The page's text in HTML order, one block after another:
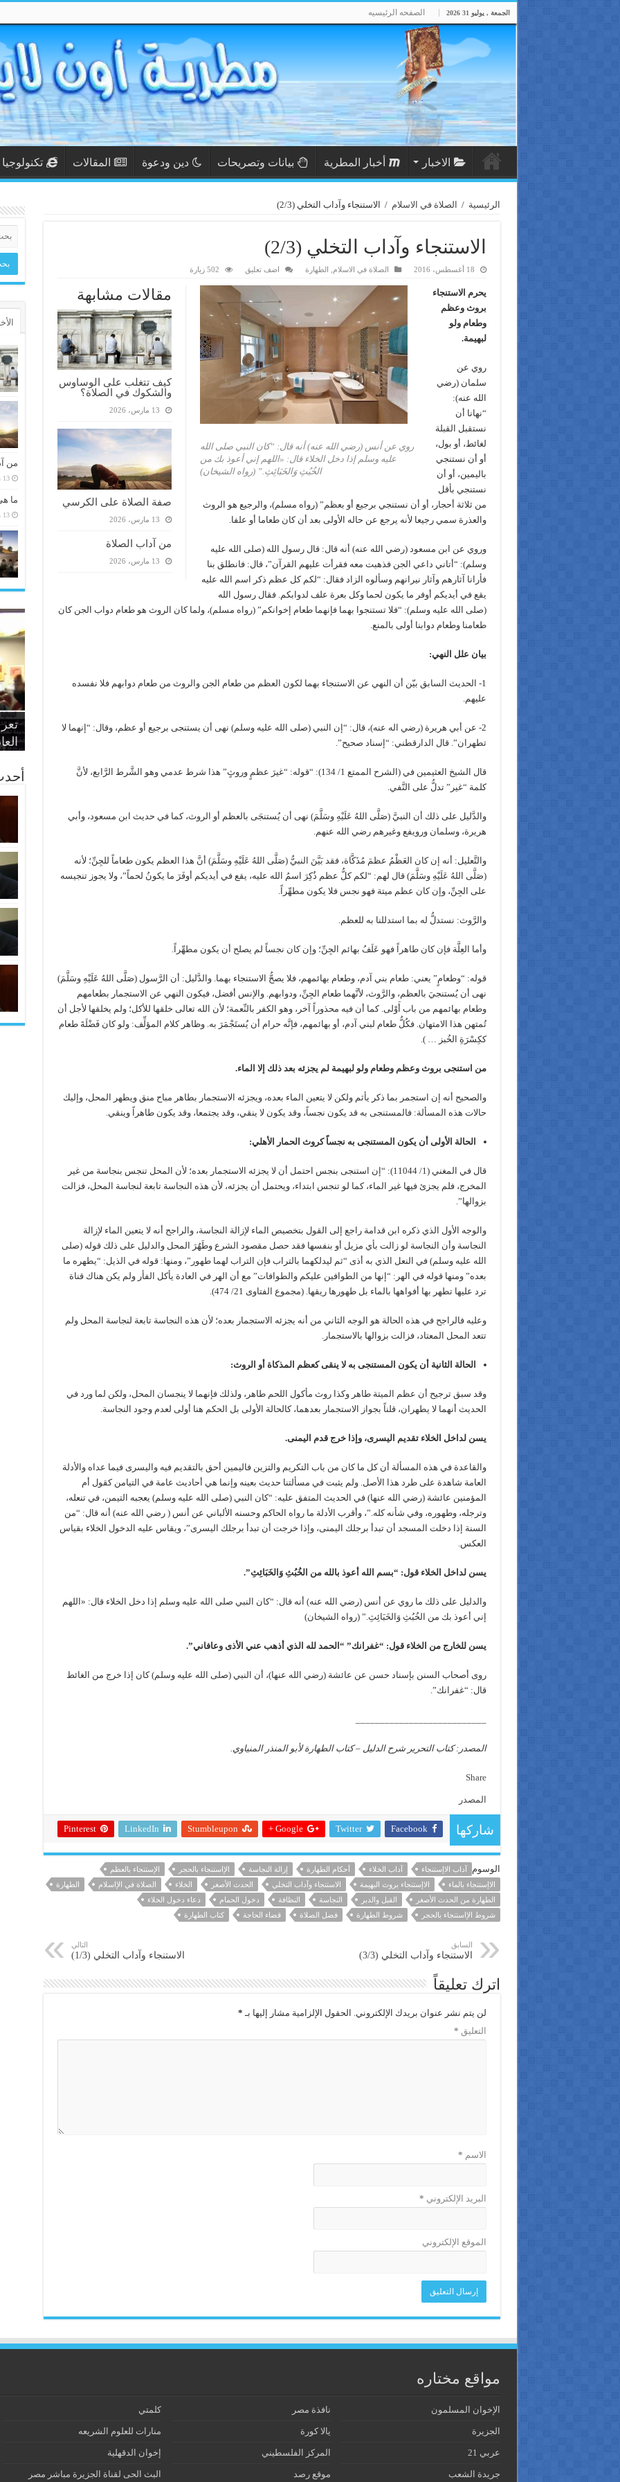
الجمعة , يوليو 31 2026 الصفحه الرئيسيه
الاخبار أخبار المطرية بيانات وتصريحات دين ودعوة المقالات تكنولوجيا
الرئيسية / الصلاة في الاسلام / الاستنجاء وآداب التخلي (2/3)
الاستنجاء وآداب التخلي (2/3)
18 أغسطس، 2016 الصلاة في الاسلام الطهارة اضف تعليق 502 زيارة
مقالات مشابهة
كيف تتغلب على الوساوس
والشكوك في الصلاة؟
13 مارس، 2026
صفة الصلاة على الكرسي
13 مارس، 2026
من آداب الصلاة
13 مارس، 2026
روي عن أنس (رضي الله عنه) أنه قال: “كان النبي صلى الله
عليه وسلم إذا دخل الخلاء قال: «اللهم إني أعوذ بك من
الخُبُثِ وَالخَبَائِثِ.” (رواه الشيخان)
يحرم الاستنجاء
بروث وعظم
وطعام ولو
لبهيمة.
روي عن
سلمان (رضي
الله عنه):
“نهانا أن
نستقبل القبلة
لغائط، أو بول،
أو أن نستنجي
باليمين، أو أن
نستنجي بأقل
من ثلاثة أحجار، أو أن نستنجي برجيع أو بعظم” (رواه مسلم)، والرجيع هو الروث
والعذرة سمي رجيعا لأنه يرجع عن حاله الأولى بعد أن كان طعاما أو علفا.
وروي عن ابن مسعود (رضي الله عنه) أنه قال: قال رسول الله (صلى الله عليه
وسلم): “أتاني داعي الجن فذهبت معه فقرأت عليهم القرآن”، قال: فانطلق بنا
فأرانا آثارهم وآثار نيرانهم وسألوه الزاد فقال: “لكم كل عظم ذكر اسم الله عليه
يقع في أيديكم أوفر ما يكون لحما وكل بعرة علف لدوابكم. فقال رسول الله
(صلى الله عليه وسلم): “فلا تستنجوا بهما فإنهما طعام إخوانكم” (رواه مسلم)، ولما كان الروث هو طعام دواب الجن كان
طعامنا وطعام دوابنا أولى بالمنع.
بيان علل النهي:
1- الحديث السابق بيّن أن النهي عن الاستنجاء بهما لكون العظم من طعام الجن والروث من طعام دوابهم فلا نفسده
عليهم.
2- عن أبي هريرة (رضي اله عنه)، قال: “إن النبي (صلى الله عليه وسلم) نهى أن يستنجى برجيع أو عظم، وقال: “إنهما لا
تطهران”. قال الدارقطني: “إسناد صحيح”.
قال الشيخ العثيمين في (الشرح الممتع 1/ 134): “قوله: “غيرَ عظمٍ وروثٍ” هذا شرط عدمي وهو الشَّرط الرَّابع، لأنَّ
كلمة “غير” تدلُّ على النَّفي.
والدَّليل على ذلك أن النبيَّ (صَلَّى اللهُ عَلَيْهِ وسَلَّمَ) نهى أن يُستنجَى بالعظم أو الروث، كما في حديث ابن مسعود، وأبي
هريرة، وسلمان ورويفع وغيرهم رضي الله عنهم.
والتَّعليل: أنه إن كان العَظْمُ عظمَ مُذَكَّاة، فقد بَيَّنَ النبيُّ (صَلَّى اللهُ عَلَيْهِ وسَلَّمَ) أنَّ هذا العظم يكون طعاماً للجِنِّ؛ لأنه
(صَلَّى اللهُ عَلَيْهِ وسَلَّمَ) قال لهم: “لكم كلُّ عظم ذُكِرَ اسمُ الله عليه، يقع في أيديكم أوفَرَ ما يكونُ لحماً”، ولا يجوز تنجيسه
على الجِنِّ، وإن كان عظم ميتة فهو نجس فلا يكون مطهِّراً.
والرَّوث: نستدلُّ له بما استدللنا به للعظم.
وأما العِلَّة فإن كان طاهراً فهو عَلَفُ بهائم الجِنِّ؛ وإن كان نجساً لم يصلح أن يكون مطهِّراً.
قوله: “وطعامٍ” يعني: طعام بني آدم، وطعام بهائمهم، فلا يصحُّ الاستنجاء بهما. والدَّليل: أن الرَّسول (صَلَّى اللهُ عَلَيْهِ وسَلَّمَ)
نهى أن يُستنجيَ بالعظم، والرَّوث، لأنَّهما طعام الجِنِّ، ودوابهم. والإنس أفضل، فيكون النهي عن الاستجمار بطعامهم
وطعام بهائمهم من باب أَوْلى. كما أن فيه محذوراً آخر، وهو الكفر بالنِّعمة؛ لأن الله تعالى خلقها للأكل؛ ولم يخلقها لأجل أن
تُمتهن هذا الامتهان. فكُلُّ طعام لبني آدم، أو بهائمهم، فإنَّه حرام أن يُستَجْمَرَ به. وظاهر كلام المؤلِّف: ولو كان فَضْلَةَ طعام
ككِسْرَةِ الخُبز … ).
من استنجى بروث وعظم وطعام ولو لبهيمة لم يجزئه بعد ذلك إلا الماء.
والصحيح أنه إن استجمر بما ذكر يأثم ولكن لا يتعين الماء بعده، ويجزئه الاستجمار بطاهر مباح منق ويطهر المحل، وإليك
حالات هذه المسألة: فالمستنجى به قد يكون نجساً، وقد يكون لا ينقي، وقد يجتمعا، وقد يكون طاهراً وينقي.
الحالة الأولى أن يكون المستنجى به نجساً كروث الحمار الأهلي:
قال في المغني (1/ 11044): “إن استنجى بنجس احتمل أن لا يجزئه الاستجمار بعده؛ لأن المحل تنجس بنجاسة من غير
المخرج، فلم يجزئ فيها غير الماء، كما لو تنجس ابتداء، ويحتمل أن يجزئه، لأن هذه النجاسة تابعة لنجاسة المحل، فزالت
بزوالها”.
والوجه الأول الذي ذكره ابن قدامة راجع إلى القول بتخصيص الماء لإزالة النجاسة، والراجح أنه لا يتعين الماء لإزالة
النجاسة وأن النجاسة لو زالت بأي مزيل أو بنفسها فقد حصل مقصود الشرع وطَهُرَ المحل والدليل على ذلك قوله (صلى
الله عليه وسلم) في النعل الذي به أذى “ثم ليدلكهما بالتراب فإن التراب لهما طهور”، ومنها: قوله في الذيل: “يطهره ما
بعده” ومنها قوله في الهر: “إنها من الطوافين عليكم والطوافات” مع أن الهر في العادة يأكل الفأر ولم يكن هناك قناة
ترد عليها تطهر بها أفواهها بالماء بل طهورها ريقها. (مجموع الفتاوى 21/ 474).
وعليه فالراجح في هذه الحالة هو الوجه الثاني من أنه يجزئه الاستجمار بعده؛ لأن هذه النجاسة تابعة لنجاسة المحل ولم
تتعد المحل المعتاد، فزالت بزوالها بالاستجمار.
الحالة الثانية أن يكون المستنجى به لا ينقى كعظم المذكاة أو الروث:
وقد سبق ترجيح أن عظم الميتة طاهر وكذا روث مأكول اللحم طاهر، ولذلك فإنهما لا ينجسان المحل، ولكن لما ورد في
الحديث أنهما لا يطهران، قلناً بجواز الاستجمار بعدهما، كالحالة الأولى بل الحكم هنا أولى لعدم وجود النجاسة.
يسن لداخل الخلاء تقديم اليسرى، وإذا خرج قدم اليمنى.
والقاعدة في هذه المسألة أن كل ما كان من باب التكريم والتزين فاليمين أحق بالتقديم فيه واليسرى فيما عداه والأدلة
العامة شاهدة على طرد هذا الأصل. ولم يثبت في مسألتنا حديث بعينه وإنما هي أحاديث عامة في التيامن كقول أم
المؤمنين عائشة (رضي الله عنها) في الحديث المتفق عليه: “كان النبي (صلى الله عليه وسلم) يعجبه التيمن، في تنعله،
وترجله، وطهوره، وفي شأنه كله.”، وأقرب الأدلة ما رواه الحاكم وحسنه الألباني عن أنس ( رضي الله عنه) أنه قال: “من
السنة إذا دخلت المسجد أن تبدأ برجلك اليمنى، وإذا خرجت أن تبدأ برجلك اليسرى”، ويقاس عليه الدخول الخلاء بقياس
العكس.
يسن لداخل الخلاء قول: “بسم الله أعوذ بالله من الخُبُثِ وَالخَبَائِثِ”.
والدليل على ذلك ما روي عن أنس (رضي الله عنه) أنه قال: “كان النبي صلى الله عليه وسلم إذا دخل الخلاء قال: «اللهم
إني أعوذ بك من الخُبُثِ وَالخَبَائِثِ.” (رواه الشيخان)
يسن للخارج من الخلاء قول: “غفرانك” “الحمد لله الذي أذهب عني الأذى وعافاني”.
روى أصحاب السنن بإسناد حسن عن عائشة (رضي الله عنها)، أن النبي (صلى الله عليه وسلم) كان إذا خرج من الغائط
قال: “غفرانك”.
المصدر: كتاب التحرير شرح الدليل – كتاب الطهارة لأبو المنذر المنياوي.
Share
المصدر
شاركها Facebook
Twitter
Google +
Stumbleupon
LinkedIn
Pinterest
الوسوم آداب الاإستنجاء آداب الخلاء أحكام الطهارة إزالة النجاسة الإاستنجاء بالحجر
الإستنجاء بالعظم
الاإستنجاء بالماء
الاإستنجاء بروث البهيمة الاستنجاء وآداب التخلي الحدث الأصغر الخلاء الصلاة في الإاسلام
الطهارة
الطهارة من الحدث الأصغر
القبل والدبر النجاسة النظافة دخول الحمام
دعاء دخول الخلاء
شروط الإاستنجاء بالحجر
شروط الطهارة فضل الصلاة قضاء الحاجة كتاب الطهارة
السابق
الاستنجاء وآداب التخلي (3/3)
التالي
الاستنجاء وآداب التخلي (1/3)
اترك تعليقاً
لن يتم نشر عنوان بريدك الإلكتروني. الحقول الإلزامية مشار إليها بـ *
التعليق *
الاسم *
البريد الإلكتروني *
الموقع الإلكتروني
من
13 مارس، 2026
ما
13 مارس، 2026
مواقع مختاره
الإخوان المسلمون نافذة مصر كلمتي
الجزيرة يالا كورة منارات للعلوم الشريعه
عربي 21 المركز الفلسطيني إخوان الدقهلية
جريدة الشعب موقع رصد البث الحى لقناة الجزيرة مباشر مصر